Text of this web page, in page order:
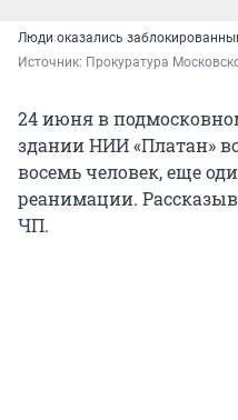
Люди оказались
Источник: Прокуратура
24 июня в
здании НИИ «Платан»
восемь человек, еще
реанимации.
ЧП.